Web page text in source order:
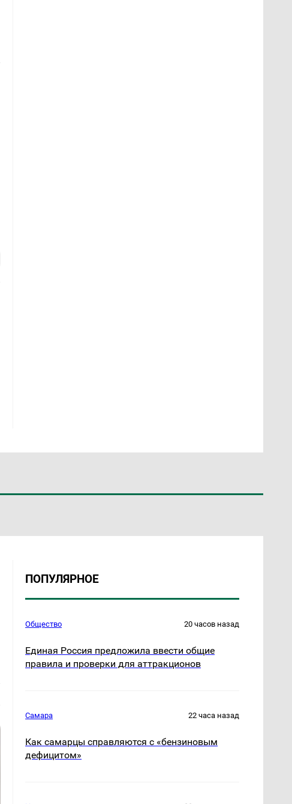
ПОПУЛЯРНОЕ
Общество 20 часов назад
Единая Россия предложила ввести общие
правила и проверки для аттракционов
Самара 22 часа назад
Как самарцы справляются с «бензиновым
дефицитом»